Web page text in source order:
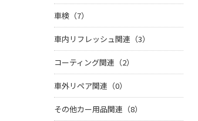
車検（7）
車内リフレッシュ関連（3）
コーティング関連（2）
車外リペア関連（0）
その他カー用品関連（8）